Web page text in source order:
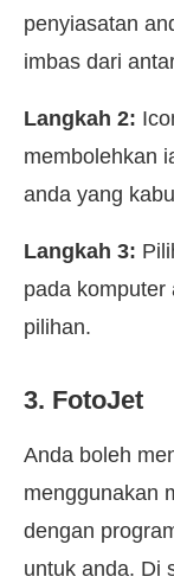
penyiasatan
imbas dari
Langkah 2:
membolehkan
anda yang
Langkah 3:
pada komputer
pilihan.
3. FotoJet
Anda boleh
menggunakan
dengan
untuk anda. Di